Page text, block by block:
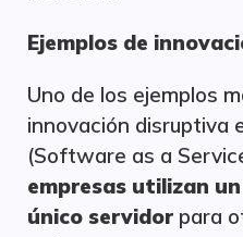
Ejemplos de
Uno de los ejemplos
innovación disruptiva
(Software as a
empresas utilizan
único servidor para